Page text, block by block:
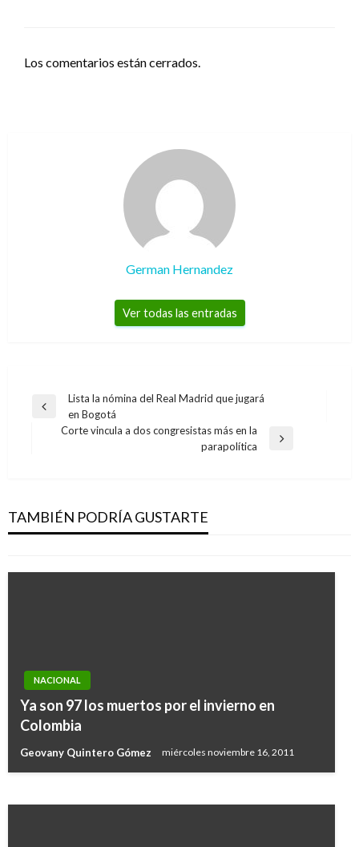
Los comentarios están cerrados.
German Hernandez
Ver todas las entradas
Navegación
Entrada
anterior
Lista la nómina del Real Madrid que jugará
en Bogotá
Corte vincula a dos congresistas más en la
parapolítica
TAMBIÉN PODRÍA GUSTARTE
falsa a su nombre
Andres Felipe Gama jueves septiembre 8, 2016
NACIONAL
Ya son 97 los muertos por el invierno en
Colombia
Geovany Quintero Gómez miércoles noviembre 16, 2011
Gobierno verifica estado de segunda vía